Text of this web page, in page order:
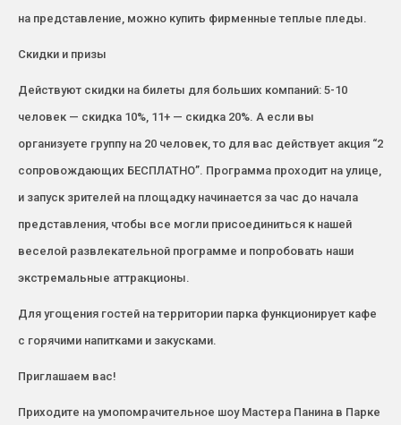
на представление, можно купить фирменные теплые пледы.
Скидки и призы
Действуют скидки на билеты для больших компаний: 5-10
человек — скидка 10%, 11+ — скидка 20%. А если вы
организуете группу на 20 человек, то для вас действует акция “2
сопровождающих БЕСПЛАТНО”. Программа проходит на улице,
и запуск зрителей на площадку начинается за час до начала
представления, чтобы все могли присоединиться к нашей
веселой развлекательной программе и попробовать наши
экстремальные аттракционы.
Для угощения гостей на территории парка функционирует кафе
с горячими напитками и закусками.
Приглашаем вас!
Приходите на умопомрачительное шоу Мастера Панина в Парке